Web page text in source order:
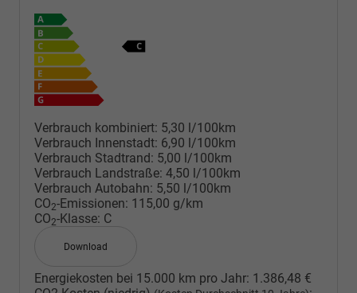
Verbrauch kombiniert: 5,30 l/100km
Verbrauch Innenstadt: 6,90 l/100km
Verbrauch Stadtrand: 5,00 l/100km
Verbrauch Landstraße: 4,50 l/100km
Verbrauch Autobahn: 5,50 l/100km
CO2-Emissionen: 115,00 g/km
CO2-Klasse: C
Download
Energiekosten bei 15.000 km pro Jahr: 1.386,48 €